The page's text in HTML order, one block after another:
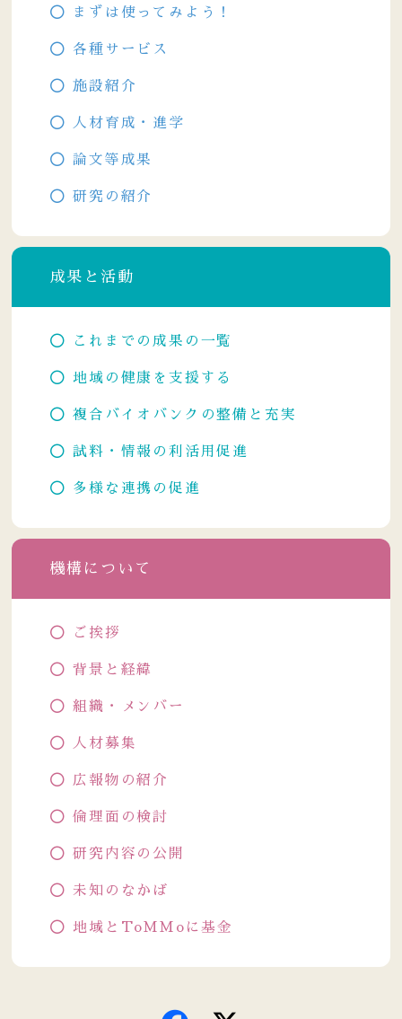
まずは使ってみよう！
各種サービス
施設紹介
人材育成・進学
論文等成果
研究の紹介
成果と活動
これまでの成果の一覧
地域の健康を支援する
複合バイオバンクの整備と充実
試料・情報の利活用促進
多様な連携の促進
機構について
ご挨拶
背景と経緯
組織・メンバー
人材募集
広報物の紹介
倫理面の検討
研究内容の公開
未知のなかば
地域とToMMoに基金